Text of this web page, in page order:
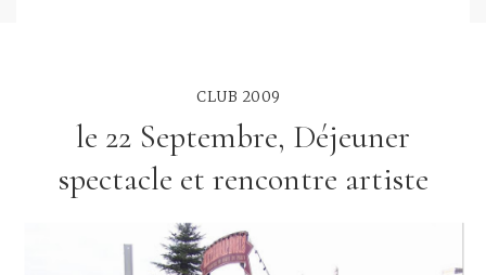
CLUB 2009
le 22 Septembre, Déjeuner
spectacle et rencontre artiste